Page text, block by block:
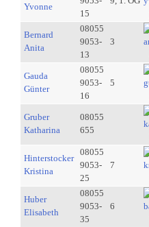
Yvonne
15
Bernard
Anita
08055
9053-
13
3
Gauda
Günter
08055
9053-
16
5
Gruber
Katharina
08055
655
Hinterstocker
Kristina
08055
9053-
25
7
Huber
Elisabeth
08055
9053-
35
6